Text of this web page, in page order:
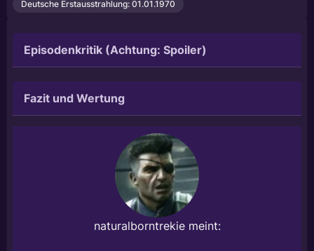
Deutsche Erstausstrahlung: 01.01.1970
Episodenkritik (Achtung: Spoiler)
Fazit und Wertung
naturalborntrekiemeint: